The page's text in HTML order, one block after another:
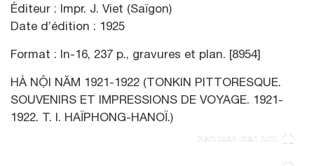
Éditeur : Impr. J. Viet (Saïgon)
Date d’édition : 1925
Format : In-16, 237 p., gravures et plan. [8954]
HÀ NỘI NĂM 1921-1922 (TONKIN PITTORESQUE.
SOUVENIRS ET IMPRESSIONS DE VOYAGE. 1921-
1922. T. I. HAÏPHONG-HANOÏ.)
Xem toàn màn hình